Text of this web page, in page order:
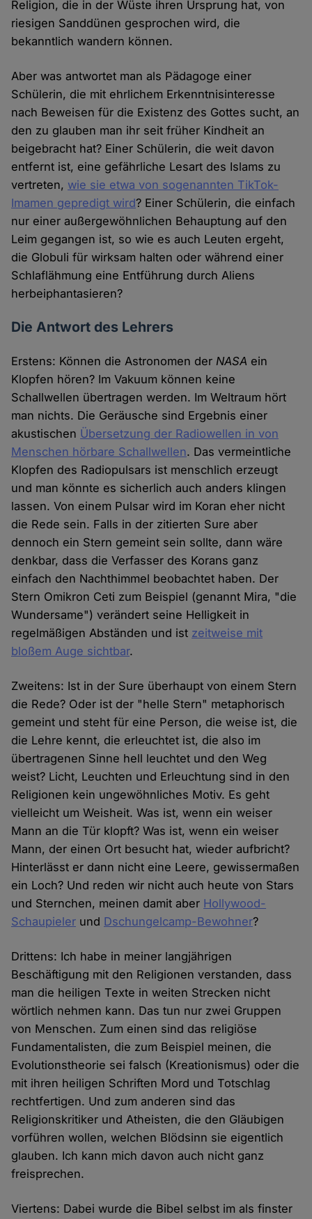
Religion, die in der Wüste ihren Ursprung hat, von
riesigen Sanddünen gesprochen wird, die
bekanntlich wandern können.
Aber was antwortet man als Pädagoge einer
Schülerin, die mit ehrlichem Erkenntnisinteresse
nach Beweisen für die Existenz des Gottes sucht, an
den zu glauben man ihr seit früher Kindheit an
beigebracht hat? Einer Schülerin, die weit davon
entfernt ist, eine gefährliche Lesart des Islams zu
vertreten, wie sie etwa von sogenannten TikTok-
Imamen gepredigt wird? Einer Schülerin, die einfach
nur einer außergewöhnlichen Behauptung auf den
Leim gegangen ist, so wie es auch Leuten ergeht,
die Globuli für wirksam halten oder während einer
Schlaflähmung eine Entführung durch Aliens
herbeiphantasieren?
Die Antwort des Lehrers
Erstens: Können die Astronomen derNASA ein
Klopfen hören? Im Vakuum können keine
Schallwellen übertragen werden. Im Weltraum hört
man nichts. Die Geräusche sind Ergebnis einer
akustischen Übersetzung der Radiowellen in von
Menschen hörbare Schallwellen. Das vermeintliche
Klopfen des Radiopulsars ist menschlich erzeugt
und man könnte es sicherlich auch anders klingen
lassen. Von einem Pulsar wird im Koran eher nicht
die Rede sein. Falls in der zitierten Sure aber
dennoch ein Stern gemeint sein sollte, dann wäre
denkbar, dass die Verfasser des Korans ganz
einfach den Nachthimmel beobachtet haben. Der
Stern Omikron Ceti zum Beispiel (genannt Mira, "die
Wundersame") verändert seine Helligkeit in
regelmäßigen Abständen und ist zeitweise mit
bloßem Auge sichtbar.
Zweitens: Ist in der Sure überhaupt von einem Stern
die Rede? Oder ist der "helle Stern" metaphorisch
gemeint und steht für eine Person, die weise ist, die
die Lehre kennt, die erleuchtet ist, die also im
übertragenen Sinne hell leuchtet und den Weg
weist? Licht, Leuchten und Erleuchtung sind in den
Religionen kein ungewöhnliches Motiv. Es geht
vielleicht um Weisheit. Was ist, wenn ein weiser
Mann an die Tür klopft? Was ist, wenn ein weiser
Mann, der einen Ort besucht hat, wieder aufbricht?
Hinterlässt er dann nicht eine Leere, gewissermaßen
ein Loch? Und reden wir nicht auch heute von Stars
und Sternchen, meinen damit aber Hollywood-
Schaupieler und Dschungelcamp-Bewohner?
Drittens: Ich habe in meiner langjährigen
Beschäftigung mit den Religionen verstanden, dass
man die heiligen Texte in weiten Strecken nicht
wörtlich nehmen kann. Das tun nur zwei Gruppen
von Menschen. Zum einen sind das religiöse
Fundamentalisten, die zum Beispiel meinen, die
Evolutionstheorie sei falsch (Kreationismus) oder die
mit ihren heiligen Schriften Mord und Totschlag
rechtfertigen. Und zum anderen sind das
Religionskritiker und Atheisten, die den Gläubigen
vorführen wollen, welchen Blödsinn sie eigentlich
glauben. Ich kann mich davon auch nicht ganz
freisprechen.
Viertens: Dabei wurde die Bibel selbst im als finster